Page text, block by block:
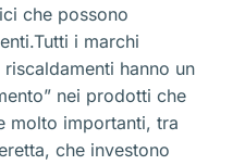
che possono
i marchi
hanno un
nei prodotti che
molto importanti, tra
che investono